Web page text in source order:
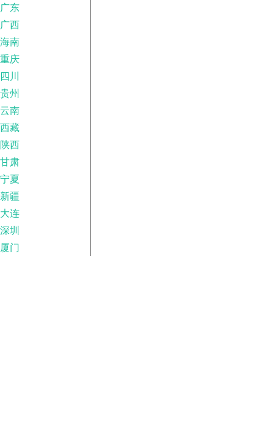
广东
广西
海南
重庆
四川
贵州
云南
西藏
陕西
甘肃
宁夏
新疆
大连
深圳
厦门